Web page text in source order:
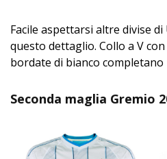
Facile aspettarsi altre divise
questo dettaglio. Collo a V
bordate di bianco completano
Seconda maglia Gremio